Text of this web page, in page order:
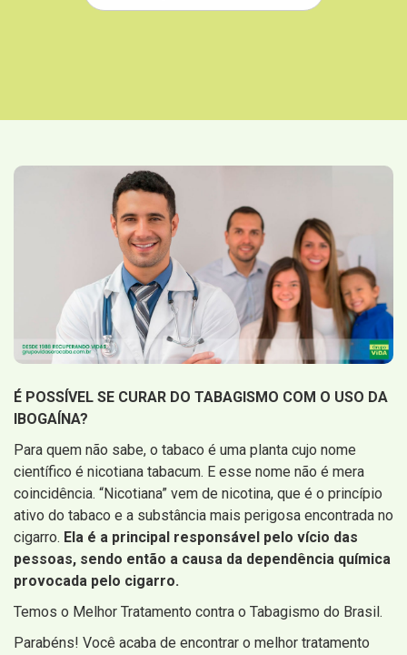
É POSSÍVEL SE CURAR DO TABAGISMO COM O USO DA
IBOGAÍNA?
Para quem não sabe, o tabaco é uma planta cujo nome
científico é nicotiana tabacum. E esse nome não é mera
coincidência. “Nicotiana” vem de nicotina, que é o princípio
ativo do tabaco e a substância mais perigosa encontrada no
cigarro. Ela é a principal responsável pelo vício das
pessoas, sendo então a causa da dependência química
provocada pelo cigarro.
Temos o Melhor Tratamento contra o Tabagismo do Brasil.
Parabéns! Você acaba de encontrar o melhor tratamento